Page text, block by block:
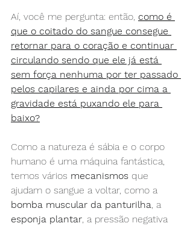
Aí, você me pergunta: então, como é
que o coitado do sangue consegue
retornar para o coração e continuar
circulando sendo que ele já está
sem força nenhuma por ter passado
pelos capilares e ainda por cima a
gravidade está puxando ele para
baixo?
Como a natureza é sábia e o corpo
humano é uma máquina fantástica,
temos vários mecanismos que
ajudam o sangue a voltar, como a
bomba muscular da panturilha, a
esponja plantar, a pressão negativa